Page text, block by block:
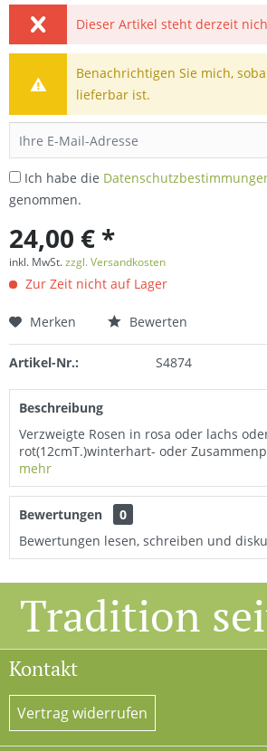
Dieser Artikel steht derzeit
Benachrichtigen Sie mich,
lieferbar ist.
Ich habe die
genommen.
24,00 € *
inkl. MwSt.zzgl. Versandkosten
Zur Zeit nicht auf Lager
Merken Bewerten
Artikel-Nr.: S4874
Beschreibung
Verzweigte Rosen in rosa oder lachs
rot(12cmT.)winterhart- oder
mehr
Bewertungen
0
Bewertungen lesen, schreiben und
Tradition
Kontakt
Vertrag widerrufen